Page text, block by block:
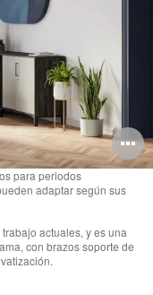
para periodos
adaptar según sus
actuales, y es una
con brazos soporte de